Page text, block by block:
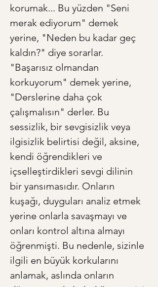
korumak... Bu yüzden "Seni
merak ediyorum" demek
yerine, "Neden bu kadar geç
kaldın?" diye sorarlar.
"Başarısız olmandan
korkuyorum" demek yerine,
"Derslerine daha çok
çalışmalısın" derler. Bu
sessizlik, bir sevgisizlik veya
ilgisizlik belirtisi değil, aksine,
kendi öğrendikleri ve
içselleştirdikleri sevgi dilinin
bir yansımasıdır. Onların
kuşağı, duyguları analiz etmek
yerine onlarla savaşmayı ve
onları kontrol altına almayı
öğrenmişti. Bu nedenle, sizinle
ilgili en büyük korkularını
anlamak, aslında onların